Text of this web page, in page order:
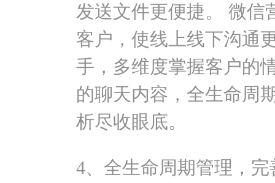
发送文件更便捷。 微信
客户，使线上线下沟通
手，多维度掌握客户的
的聊天内容，全生命周
析尽收眼底。
4、全生命周期管理，